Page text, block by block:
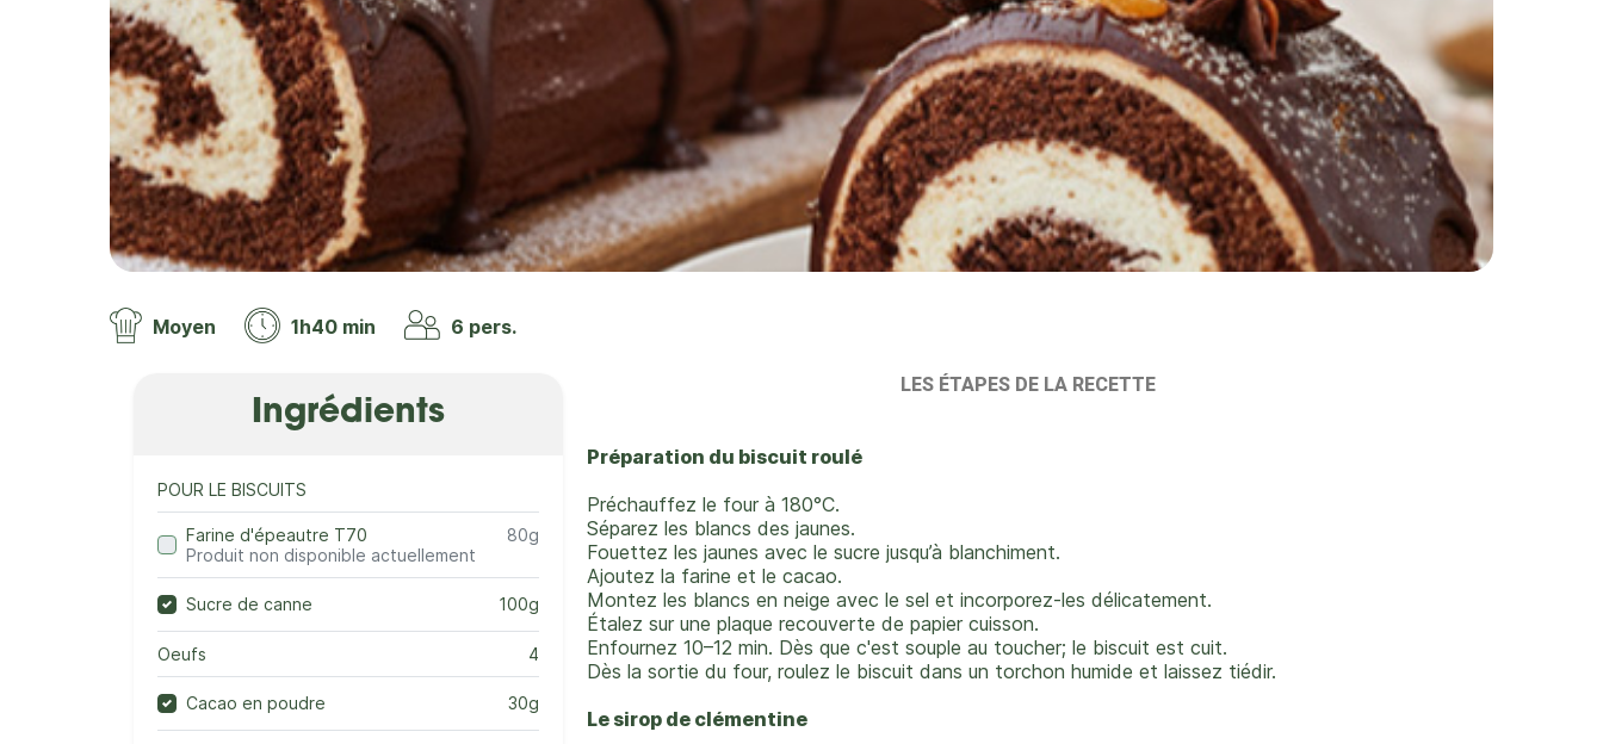
Moyen 1h40 min 6 pers.
Ingrédients
POUR LE BISCUITS
Farine d'épeautre T70
80g
Produit non disponible actuellement
Sucre de canne 100g
Oeufs 4
Cacao en poudre 30g
LES ÉTAPES DE LA RECETTE
Préparation du biscuit roulé
Préchauffez le four à 180°C.
Séparez les blancs des jaunes.
Fouettez les jaunes avec le sucre jusqu’à blanchiment.
Ajoutez la farine et le cacao.
Montez les blancs en neige avec le sel et incorporez-les délicatement.
Étalez sur une plaque recouverte de papier cuisson.
Enfournez 10–12 min. Dès que c'est souple au toucher; le biscuit est cuit.
Dès la sortie du four, roulez le biscuit dans un torchon humide et laissez tiédir.
Le sirop de clémentine